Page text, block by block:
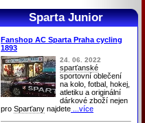
Sparta Junior
Fanshop AC Sparta Praha cycling
1893
24. 06. 2022
sparťanské
sportovní oblečení
na kolo, fotbal, hokej,
atletiku a originální
dárkové zboží nejen
pro Sparťany najdete ...více